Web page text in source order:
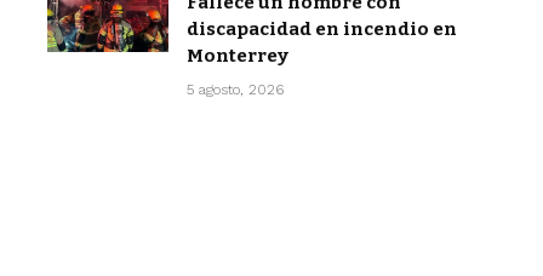
discapacidad en incendio en
Monterrey
5 agosto, 2026